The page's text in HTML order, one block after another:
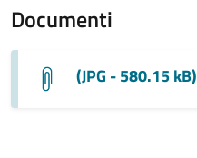
Documenti
(JPG - 580.15 kB)